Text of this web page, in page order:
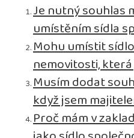
Je nutný souhlas
umístěním sídla
Mohu umístit
nemovitosti, která
Musím dodat
když jsem
Proč mám v